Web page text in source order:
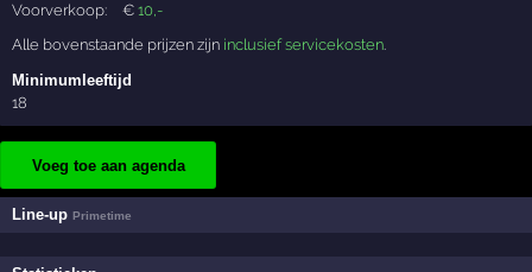
Voorverkoop:
€10,-
Alle bovenstaande prijzen zijn inclusief servicekosten.
Minimumleeftijd
18
Voeg toe aan agenda
Line-upPrimetime